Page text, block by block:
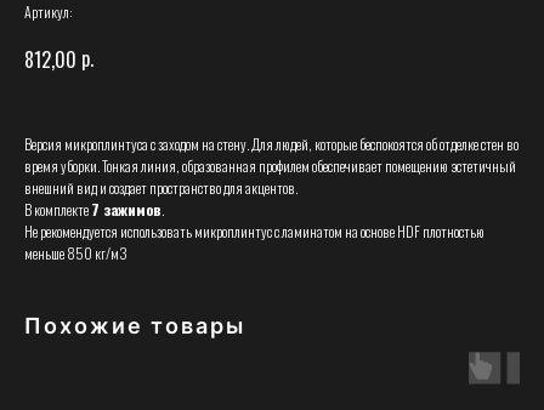
Артикул:
812,00 р.
Версия микроплинтуса с заходом на стену. Для людей, которые беспокоятся об отделке стен во
время уборки. Тонкая линия, образованная профилем обеспечивает помещению эстетичный
внешний вид и создает пространство для акцентов.
В комплекте7 зажимов.
Не рекомендуется использовать микроплинтус с ламинатом на основе HDF плотностью
меньше 850 кг/м3
Похожие товары